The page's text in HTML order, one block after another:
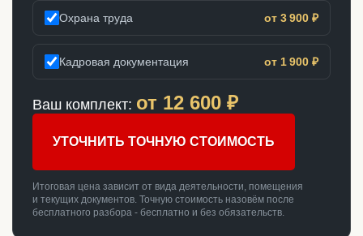
Охрана труда от 3 900 ₽
Кадровая документация от 1 900 ₽
Ваш комплект: от 12 600 ₽
УТОЧНИТЬ ТОЧНУЮ СТОИМОСТЬ
Итоговая цена зависит от вида деятельности, помещения
и текущих документов. Точную стоимость назовём после
бесплатного разбора - бесплатно и без обязательств.